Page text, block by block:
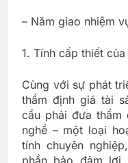
– Năm giao nhiệm
1. Tính cấp thiết
Cùng với sự phát
thẩm định giá tài
cầu phải đưa thẩm
nghề – một loại
tính chuyên
phần bảo đảm lợi